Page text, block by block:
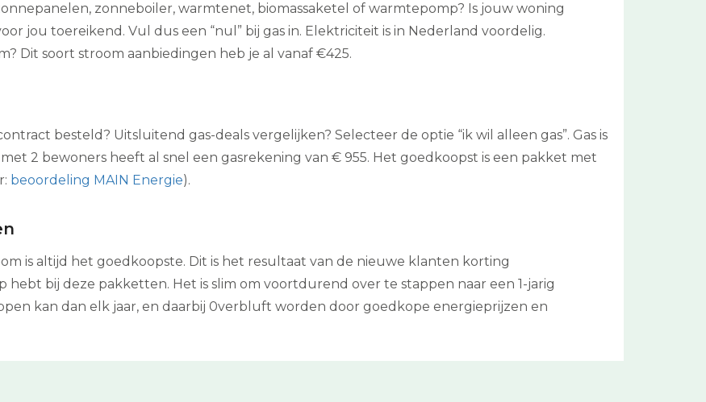
zonneboiler, warmtenet, biomassaketel of warmtepomp? Is jouw woning
jou toereikend. Vul dus een “nul” bij gas in. Elektriciteit is in Nederland voordelig.
Dit soort stroom aanbiedingen heb je al vanaf €425.
besteld? Uitsluitend gas-deals vergelijken? Selecteer de optie “ik wil alleen gas”. Gas is
2 bewoners heeft al snel een gasrekening van € 955. Het goedkoopst is een pakket met
beoordeling MAIN Energie).
is altijd het goedkoopste. Dit is het resultaat van de nieuwe klanten korting
hebt bij deze pakketten. Het is slim om voortdurend over te stappen naar een 1-jarig
kan dan elk jaar, en daarbij 0verbluft worden door goedkope energieprijzen en